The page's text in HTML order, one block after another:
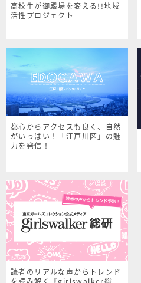
高校生が御殿場を変える!!地域
活性プロジェクト
都心からアクセスも良く、自然
がいっぱい！「江戸川区」の魅
力を発信！
読者のリアルな声からトレンド
を読み解く『girlswalker総